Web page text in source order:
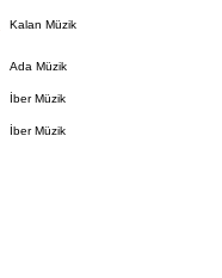
Kalan Müzik
Ada Müzik
İber Müzik
İber Müzik